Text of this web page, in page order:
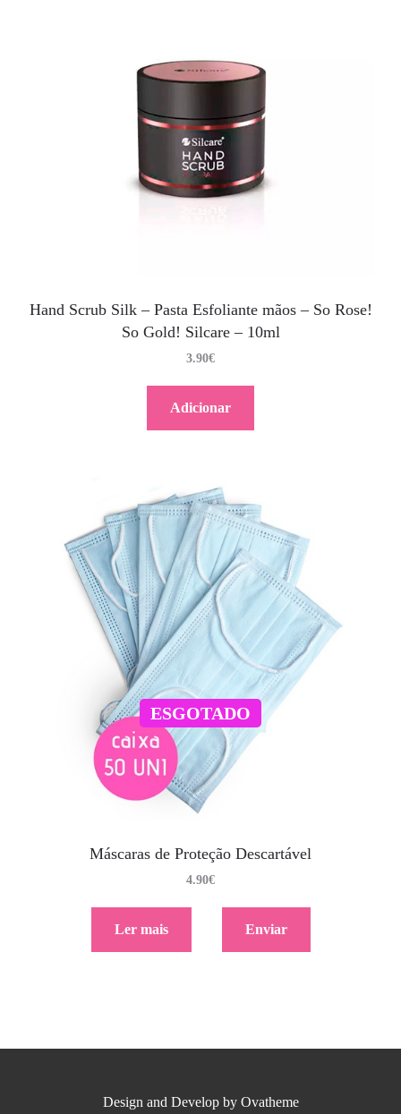
Hand Scrub Silk – Pasta Esfoliante mãos – So Rose!
So Gold! Silcare – 10ml
3.90€
Adicionar
ESGOTADO
Máscaras de Proteção Descartável
4.90€
Ler mais Enviar
Design and Develop by Ovatheme